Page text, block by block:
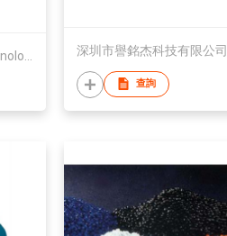
深圳市譽銘杰科技有限公司
查詢